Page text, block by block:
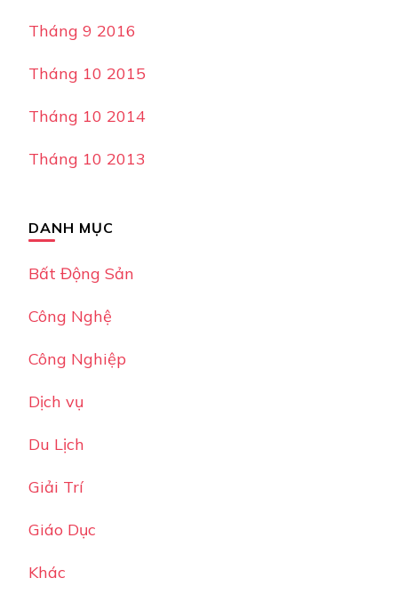
Tháng 9 2016
Tháng 10 2015
Tháng 10 2014
Tháng 10 2013
DANH MỤC
Bất Động Sản
Công Nghệ
Công Nghiệp
Dịch vụ
Du Lịch
Giải Trí
Giáo Dục
Khác